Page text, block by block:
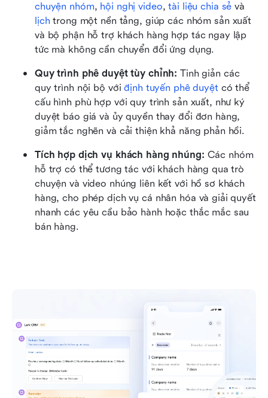
chuyện nhóm, hội nghị video, tài liệu chia sẻ
lịch trong một nền tảng, giúp các nhóm sản xuất
và bộ phận hỗ trợ khách hàng hợp tác ngay lập
tức mà không cần chuyển đổi ứng dụng.
Quy trình phê duyệt tùy chỉnh: Tinh giản các
quy trình nội bộ với định tuyến phê duyệt có thể
cấu hình phù hợp với quy trình sản xuất, như ký
duyệt báo giá và ủy quyền thay đổi đơn hàng,
giảm tắc nghẽn và cải thiện khả năng phản hồi.
Tích hợp dịch vụ khách hàng nhúng: Các nhóm
hỗ trợ có thể tương tác với khách hàng qua trò
chuyện và video nhúng liên kết với hồ sơ khách
hàng, cho phép dịch vụ cá nhân hóa và giải quyết
nhanh các yêu cầu bảo hành hoặc thắc mắc sau
bán hàng.